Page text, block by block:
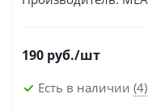
190 руб./шт
Есть в наличии (4)